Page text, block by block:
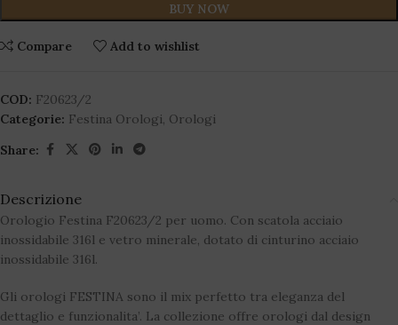
BUY NOW
Compare Add to wishlist
COD: F20623/2
Categorie: Festina Orologi, Orologi
Share:
Descrizione
Orologio Festina F20623/2 per uomo. Con scatola acciaio
inossidabile 316l e vetro minerale, dotato di cinturino acciaio
inossidabile 316l.
Gli orologi FESTINA sono il mix perfetto tra eleganza del
dettaglio e funzionalita’. La collezione offre orologi dal design